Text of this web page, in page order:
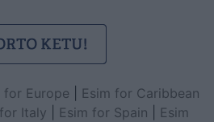
for Europe
Esim for Caribbean
Italy Esim for Spain
Esim